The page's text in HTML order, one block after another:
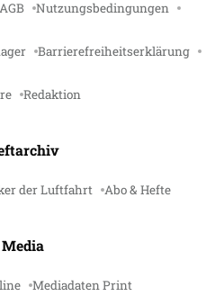
AGB Nutzungsbedingungen
Barrierefreiheitserklärung
Redaktion
der Luftfahrt Abo & Hefte
Media
Mediadaten Print